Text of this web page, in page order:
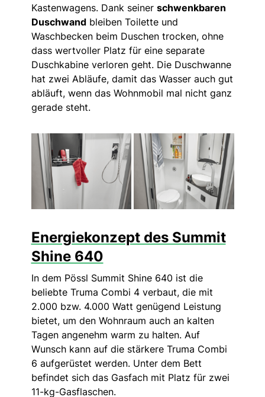
Kastenwagens. Dank seiner schwenkbaren
Duschwandbleiben Toilette und
Waschbecken beim Duschen trocken, ohne
dass wertvoller Platz für eine separate
Duschkabine verloren geht. Die Duschwanne
hat zwei Abläufe, damit das Wasser auch gut
abläuft, wenn das Wohnmobil mal nicht ganz
gerade steht.
Energiekonzept des Summit
Shine 640
In dem Pössl Summit Shine 640 ist die
beliebte Truma Combi 4 verbaut, die mit
2.000 bzw. 4.000 Watt genügend Leistung
bietet, um den Wohnraum auch an kalten
Tagen angenehm warm zu halten. Auf
Wunsch kann auf die stärkere Truma Combi
6 aufgerüstet werden. Unter dem Bett
befindet sich das Gasfach mit Platz für zwei
11-kg-Gasflaschen.